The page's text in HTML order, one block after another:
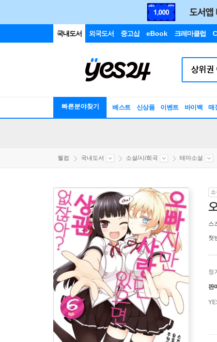
국내도서 외국도서 중고샵 eBook 크레마클럽
빠른분야찾기 베스트 신상품 이벤트 바이백 매
웰컴 국내도서 소설/시/희곡 테마소설
스
첫
정
판